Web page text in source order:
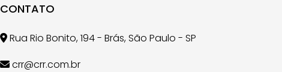
CONTATO
Rua Rio Bonito, 194 - Brás, São Paulo - SP
crr@crr.com.br